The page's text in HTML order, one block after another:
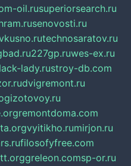
oil.rusuperiorsearch.ru
senovosti.ru
technosaratov.ru
227gp.ruwes-ex.ru
lady.rustroy-db.com
dvigremont.ru
remontdoma.com
vyitikho.rumirjon.ru
filosofyfree.com
greleon.comsp-or.ru